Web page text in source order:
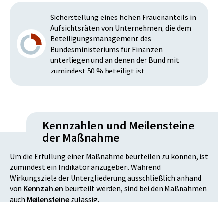
Sicherstellung eines hohen Frauenanteils in
Aufsichtsräten von Unternehmen, die dem
Beteiligungsmanagement des
Bundesministeriums für Finanzen
unterliegen und an denen der Bund mit
zumindest 50 % beteiligt ist.
Kennzahlen und Meilensteine
der Maßnahme
Um die Erfüllung einer Maßnahme beurteilen zu können, ist
zumindest ein Indikator anzugeben. Während
Wirkungsziele der Untergliederung ausschließlich anhand
von Kennzahlen beurteilt werden, sind bei den Maßnahmen
auch Meilensteine zulässig.